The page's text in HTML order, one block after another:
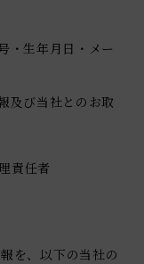
・生年月日・メー
及び当社とのお取
責任者
を、以下の当社の